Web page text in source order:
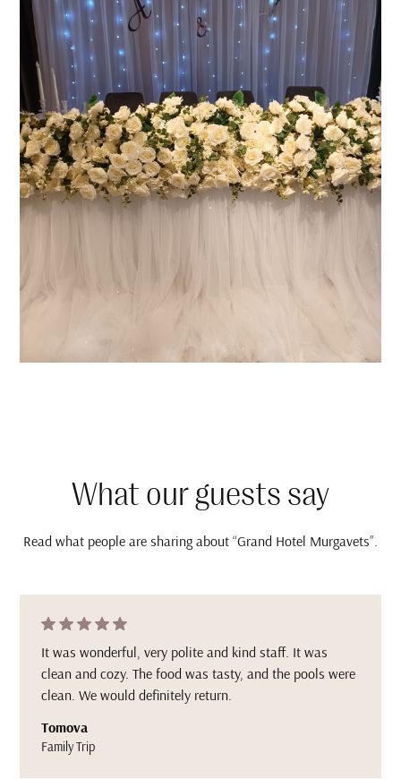
What our guests say
Read what people are sharing about “Grand Hotel Murgavets”.
It was wonderful, very polite and kind staff. It was
clean and cozy. The food was tasty, and the pools were
clean. We would definitely return.
Tomova
Family Trip